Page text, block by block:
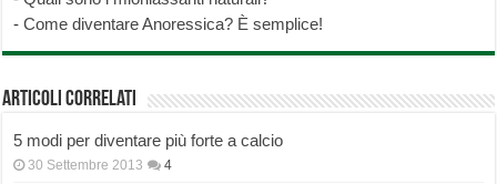
-Come diventare Anoressica? È semplice!
Articoli correlati
5 modi per diventare più forte a calcio
30 Settembre 2013 4